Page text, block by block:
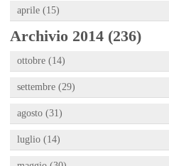
aprile (15)
Archivio 2014 (236)
ottobre (14)
settembre (29)
agosto (31)
luglio (14)